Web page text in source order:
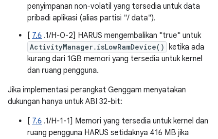
penyimpanan non-volatil yang tersedia untuk data
pribadi aplikasi (alias partisi "/ data").
[ 7.6 .1/H-0-2] HARUS mengembalikan "true" untuk
ActivityManager.isLowRamDevice() ketika ada
kurang dari 1GB memori yang tersedia untuk kernel
dan ruang pengguna.
Jika implementasi perangkat Genggam menyatakan
dukungan hanya untuk ABI 32-bit:
[ 7.6 .1/H-1-1] Memori yang tersedia untuk kernel dan
ruang pengguna HARUS setidaknya 416 MB jika